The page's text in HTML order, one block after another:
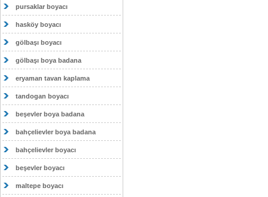
pursaklar boyacı
hasköy boyacı
gölbaşı boyacı
gölbaşı boya badana
eryaman tavan kaplama
tandogan boyacı
beşevler boya badana
bahçelievler boya badana
bahçelievler boyacı
beşevler boyacı
maltepe boyacı